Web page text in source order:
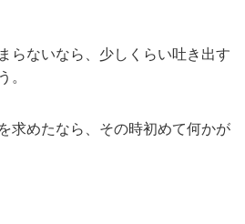
らないなら、少しくらい吐き出す
。
求めたなら、その時初めて何かが